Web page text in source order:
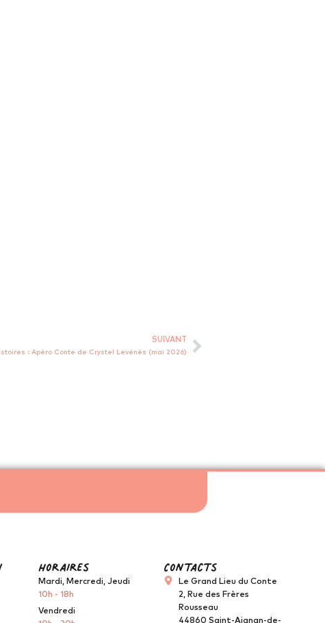
SUIVANT
: Apéro Conte de Crystel Levénès (mai 2026)
horaires
Mardi, Mercredi, Jeudi
10h - 18h
Vendredi
Contacts
Le Grand Lieu du Conte
2, Rue des Frères
Rousseau
44860 Saint-Aignan-de-